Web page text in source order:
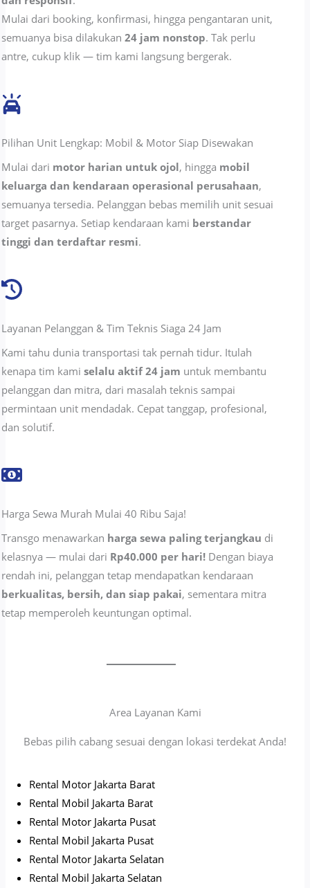
Mulai dari booking, konfirmasi, hingga pengantaran unit,
semuanya bisa dilakukan24 jam nonstop. Tak perlu
antre, cukup klik — tim kami langsung bergerak.
Pilihan Unit Lengkap: Mobil & Motor Siap Disewakan
Mulai dari motor harian untuk ojol, hingga mobil
keluarga dan kendaraan operasional perusahaan,
semuanya tersedia. Pelanggan bebas memilih unit sesuai
target pasarnya. Setiap kendaraan kami berstandar
tinggi dan terdaftar resmi.
Layanan Pelanggan & Tim Teknis Siaga 24 Jam
Kami tahu dunia transportasi tak pernah tidur. Itulah
kenapa tim kamiselalu aktif 24 jam untuk membantu
pelanggan dan mitra, dari masalah teknis sampai
permintaan unit mendadak. Cepat tanggap, profesional,
dan solutif.
Harga Sewa Murah Mulai 40 Ribu Saja!
Transgo menawarkan harga sewa paling terjangkau di
kelasnya — mulai dari Rp40.000 per hari! Dengan biaya
rendah ini, pelanggan tetap mendapatkan kendaraan
berkualitas, bersih, dan siap pakai, sementara mitra
tetap memperoleh keuntungan optimal.
Area Layanan Kami
Bebas pilih cabang sesuai dengan lokasi terdekat Anda!
Rental Motor Jakarta Barat
Rental Mobil Jakarta Barat
Rental Motor Jakarta Pusat
Rental Mobil Jakarta Pusat
Rental Motor Jakarta Selatan
Rental Mobil Jakarta Selatan